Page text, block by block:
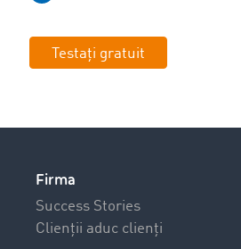
Testați gratuit
Firma
Success Stories
Clienții aduc clienți